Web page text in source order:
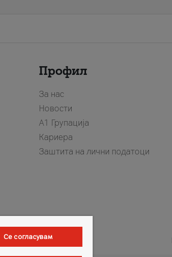
Профил
За нас
Новости
А1 Групација
Кариера
Заштита на лични податоци
Се согласувам